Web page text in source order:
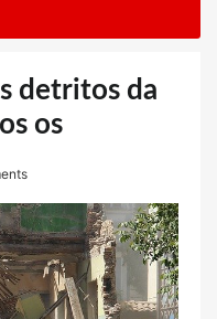
detritos da
os